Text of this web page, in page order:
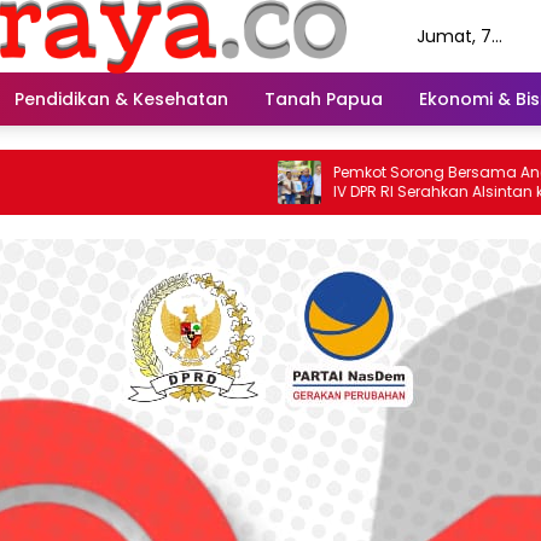
Jumat, 7
Pendidikan & Kesehatan Tanah Papua Ekonomi &
Pemkot Sorong Bersama Anggota Komisi
IV DPR RI Serahkan Alsintan kepada
Kelompok Tani